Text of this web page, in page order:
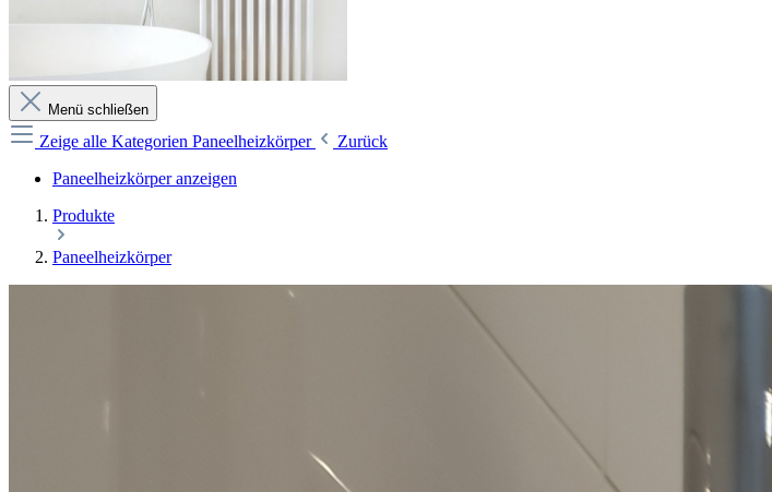
Menü schließen
Zeige alle Kategorien Paneelheizkörper
Zurück
Paneelheizkörper anzeigen
Produkte
Paneelheizkörper